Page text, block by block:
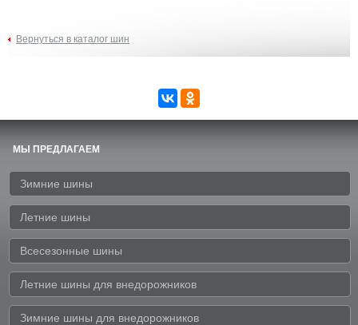
Вернуться в каталог шин
МЫ ПРЕДЛАГАЕМ
Зимние шины
Летние шины
Всесезонные шины
Летние шины для внедорожников
Зимние шины для внедорожников